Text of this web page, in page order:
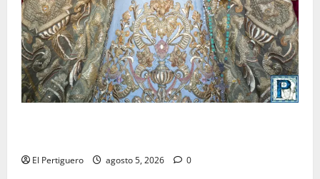
El Pertiguero agosto 5, 2026 0